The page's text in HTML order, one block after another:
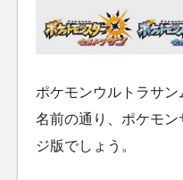
ポケモンウルトラサン
名前の通り、ポケモ
ジ版でしょう。